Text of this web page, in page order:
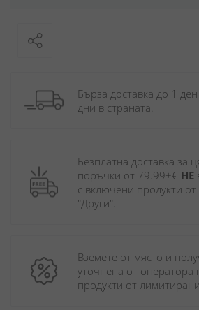
Бърза доставка до 1
дни в страната.
Безплатна доставка за
поръчки от 79.99+€ НЕ
с включени продукти от
"Други".
Вземете от място и
уточнена от оператора
продукти от